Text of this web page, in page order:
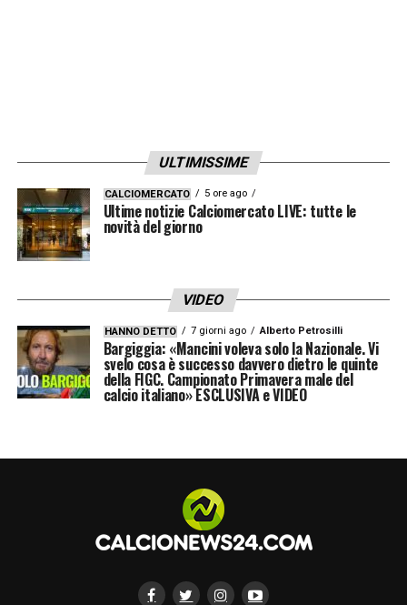
ULTIMISSIME
CALCIOMERCATO 5 ore ago
Ultime notizie Calciomercato LIVE: tutte le
novità del giorno
VIDEO
HANNO DETTO 7 giorni ago Alberto Petrosilli
Bargiggia: «Mancini voleva solo la Nazionale. Vi
svelo cosa è successo davvero dietro le quinte
della FIGC. Campionato Primavera male del
calcio italiano» ESCLUSIVA e VIDEO